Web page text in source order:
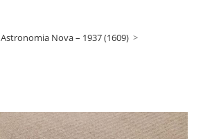
Astronomia Nova – 1937 (1609) >